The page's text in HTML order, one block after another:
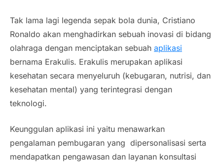
Tak lama lagi legenda sepak bola dunia, Cristiano
Ronaldo akan menghadirkan sebuah inovasi di bidang
olahraga dengan menciptakan sebuah aplikasi
bernama Erakulis. Erakulis merupakan aplikasi
kesehatan secara menyeluruh (kebugaran, nutrisi, dan
kesehatan mental) yang terintegrasi dengan
teknologi.
Keunggulan aplikasi ini yaitu menawarkan
pengalaman pembugaran yang dipersonalisasi serta
mendapatkan pengawasan dan layanan konsultasi